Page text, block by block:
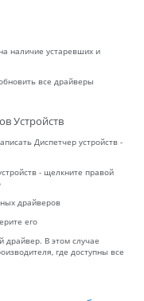
наличие устаревших и
все драйверы
Устройств
Диспетчер устройств -
- щелкните правой
драйверов
его
драйвер. В этом случае
где доступны все